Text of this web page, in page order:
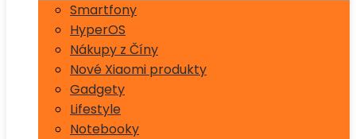
Smartfony
HyperOS
Nákupy z Číny
Nové Xiaomi produkty
Gadgety
Lifestyle
Notebooky